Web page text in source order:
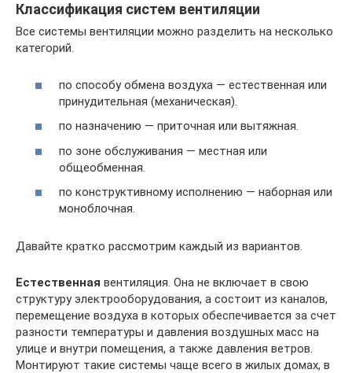
Классификация систем вентиляции
Все системы вентиляции можно разделить на несколько
категорий.
по способу обмена воздуха — естественная или
принудительная (механическая).
по назначению — приточная или вытяжная.
по зоне обслуживания — местная или
общеобменная.
по конструктивному исполнению — наборная или
моноблочная.
Давайте кратко рассмотрим каждый из вариантов.
Естественная вентиляция. Она не включает в свою
структуру электрооборудования, а состоит из каналов,
перемещение воздуха в которых обеспечивается за счет
разности температуры и давления воздушных масс на
улице и внутри помещения, а также давления ветров.
Монтируют такие системы чаще всего в жилых домах, в